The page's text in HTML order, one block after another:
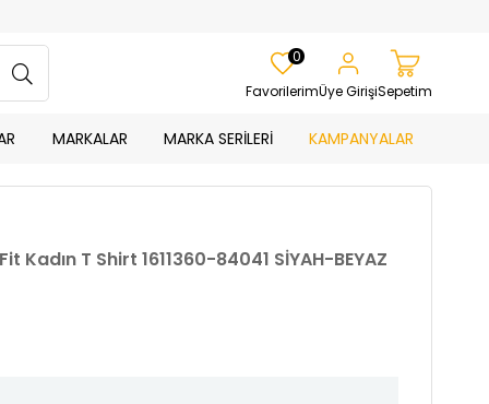
Favorilerim
0
Üye GirişiSepetim
MARKALAR MARKA SERİLERİ KAMPANYALAR
Kadın T Shirt 1611360-84041 SİYAH-BEYAZ